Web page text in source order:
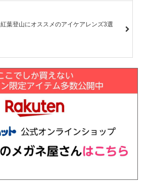
紅葉登山にオススメのアイケアレンズ3選